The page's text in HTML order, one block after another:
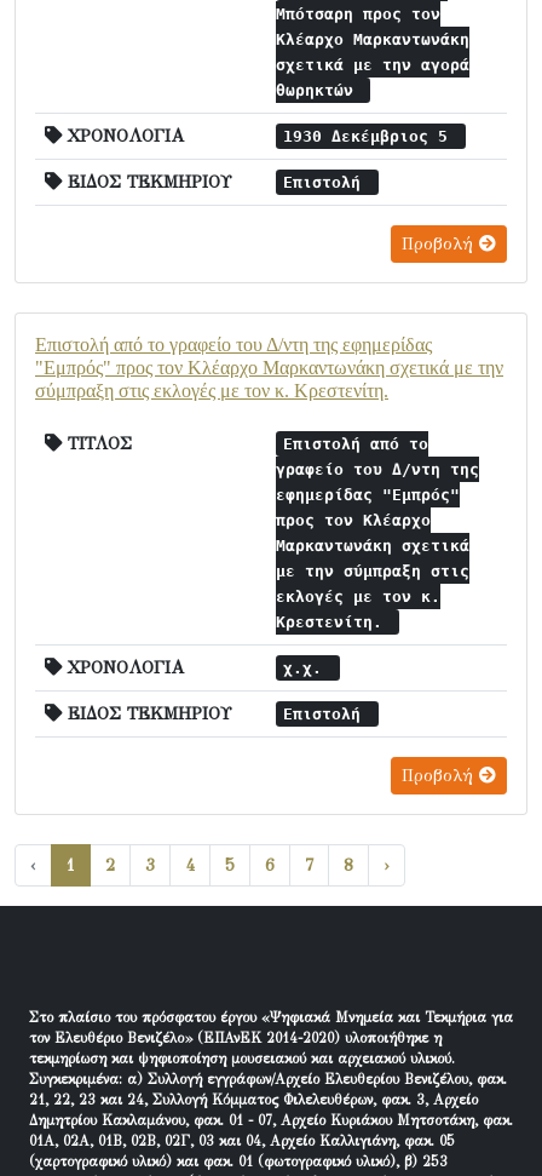
Μπότσαρη προς τον
Κλέαρχο Μαρκαντωνάκη
σχετικά με την αγορά
θωρηκτών
ΧΡΟΝΟΛΟΓΙΑ 1930 Δεκέμβριος 5
ΕΙΔΟΣ ΤΕΚΜΗΡΙΟΥ Επιστολή
Προβολή
Επιστολή από το γραφείο του Δ/ντη της εφημερίδας
"Εμπρός" προς τον Κλέαρχο Μαρκαντωνάκη σχετικά με την
σύμπραξη στις εκλογές με τον κ. Κρεστενίτη.
ΤΙΤΛΟΣ
Επιστολή από το
γραφείο του Δ/ντη της
εφημερίδας "Εμπρός"
προς τον Κλέαρχο
Μαρκαντωνάκη σχετικά
με την σύμπραξη στις
εκλογές με τον κ.
Κρεστενίτη.
ΧΡΟΝΟΛΟΓΙΑ χ.χ.
ΕΙΔΟΣ ΤΕΚΜΗΡΙΟΥ Επιστολή
Προβολή
‹ 1 2 3 4 5 6 7 8 ›
Στο πλαίσιο του πρόσφατου έργου «Ψηφιακά Μνημεία και Τεκμήρια για
τον Ελευθέριο Βενιζέλο» (ΕΠΑνΕΚ 2014-2020) υλοποιήθηκε η
τεκμηρίωση και ψηφιοποίηση μουσειακού και αρχειακού υλικού.
Συγκεκριμένα: α) Συλλογή εγγράφων/Αρχείο Ελευθερίου Βενιζέλου, φακ.
21, 22, 23 και 24, Συλλογή Κόμματος Φιλελευθέρων, φακ. 3, Αρχείο
Δημητρίου Κακλαμάνου, φακ. 01 - 07, Αρχείο Κυριάκου Μητσοτάκη, φακ.
01Α, 02Α, 01Β, 02Β, 02Γ, 03 και 04, Αρχείο Καλλιγιάνη, φακ. 05
(χαρτογραφικό υλικό) και φακ. 01 (φωτογραφικό υλικό), β) 253